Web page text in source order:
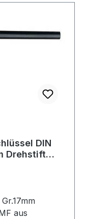
DIN
Drehstift
aus